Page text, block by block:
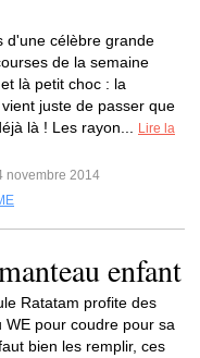
d'une célèbre grande
de la semaine
là petit choc : la
juste de passer que
là ! Les rayon...
Lire la
novembre 2014
enfant
Ratatam profite des
WE pour coudre pour sa
bien les remplir, ces